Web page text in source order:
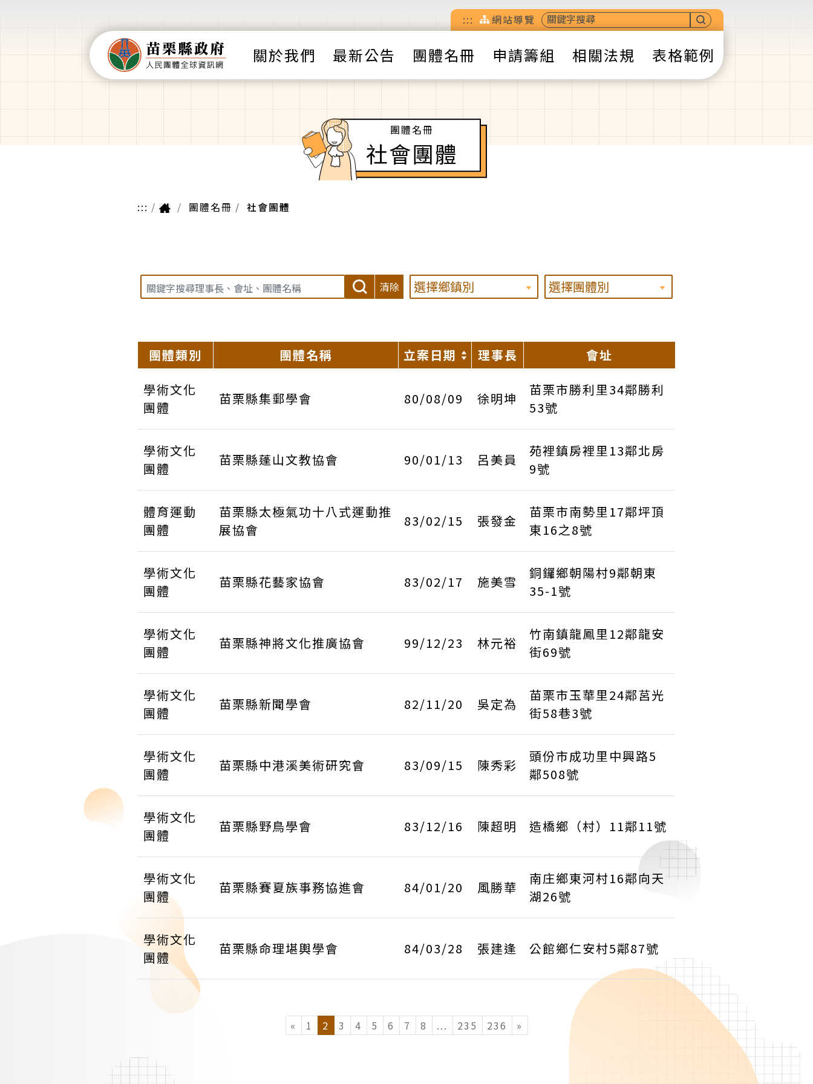
::: 網站導覽
關於我們 最新公告 團體名冊 申請籌組 相關法規 表格範例
團體名冊
社會團體
::: 團體名冊 社會團體
清除
團體類別 團體名稱 立案日期 理事長
會址
學術文化
團體
苗栗縣集郵學會 80/08/09 徐明坤
苗栗市勝利里34鄰勝利
53號
學術文化
團體
苗栗縣蓬山文教協會 90/01/13 呂美員
苑裡鎮房裡里13鄰北房
9號
體育運動
團體
苗栗縣太極氣功十八式運動推
展協會
83/02/15 張發金
苗栗市南勢里17鄰坪頂
東16之8號
學術文化
團體
苗栗縣花藝家協會 83/02/17 施美雪
銅鑼鄉朝陽村9鄰朝東
35-1號
學術文化
團體
苗栗縣神將文化推廣協會 99/12/23 林元裕
竹南鎮龍鳳里12鄰龍安
街69號
學術文化
團體
苗栗縣新聞學會 82/11/20 吳定為
苗栗市玉華里24鄰莒光
街58巷3號
學術文化
團體
苗栗縣中港溪美術研究會 83/09/15 陳秀彩
頭份市成功里中興路5
鄰508號
學術文化
團體
苗栗縣野鳥學會 83/12/16 陳超明 造橋鄉（村）11鄰11號
學術文化
團體
苗栗縣賽夏族事務協進會 84/01/20 風勝華
南庄鄉東河村16鄰向天
湖26號
學術文化
團體
苗栗縣命理堪輿學會 84/03/28 張建逢 公館鄉仁安村5鄰87號
« 1 2 3 4 5 6 7 8 ... (current)
235 236 »